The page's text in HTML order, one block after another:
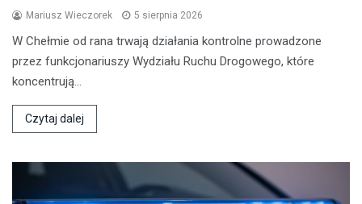
Mariusz Wieczorek 5 sierpnia 2026
W Chełmie od rana trwają działania kontrolne prowadzone
przez funkcjonariuszy Wydziału Ruchu Drogowego, które
koncentrują…
Czytaj dalej